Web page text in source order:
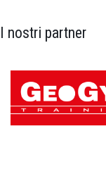
I nostri partner